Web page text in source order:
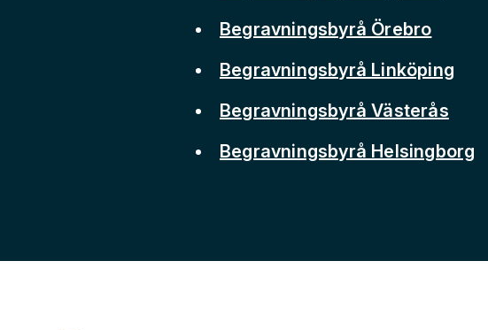
Begravningsbyrå Örebro
Begravningsbyrå Linköping
Begravningsbyrå Västerås
Begravningsbyrå Helsingborg